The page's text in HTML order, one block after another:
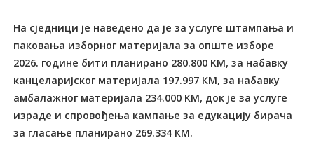
На сједници је наведено да је за услуге штампања и
паковања изборног материјала за опште изборе
2026. године бити планирано 280.800 КМ, за набавку
канцеларијског материјала 197.997 КМ, за набавку
амбалажног материјала 234.000 КМ, док је за услуге
израде и спровођења кампање за едукацију бирача
за гласање планирано 269.334 КМ.